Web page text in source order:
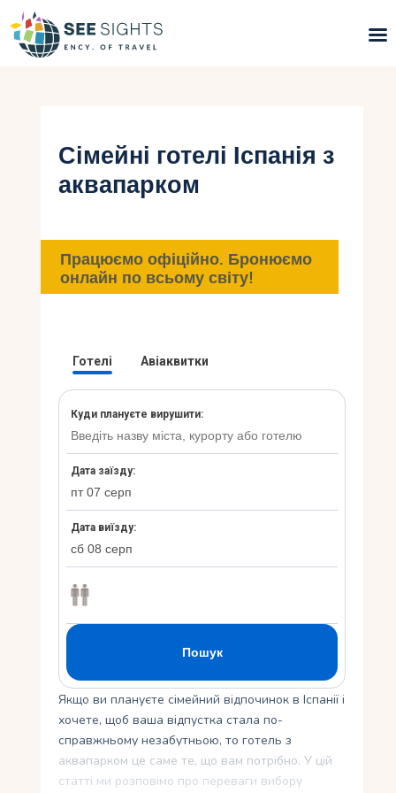
Гарячі тури
Типи Турів
Інфо
Контакти
Сімейні готелі Іспанія з
аквапарком
Працюємо офіційно. Бронюємо
онлайн по всьому світу!
Якщо ви плануєте сімейний відпочинок в Іспанії і
хочете, щоб ваша відпустка стала по-
справжньому незабутньою, то готель з
аквапарком це саме те, що вам потрібно. У цій
статті ми розповімо про переваги вибору